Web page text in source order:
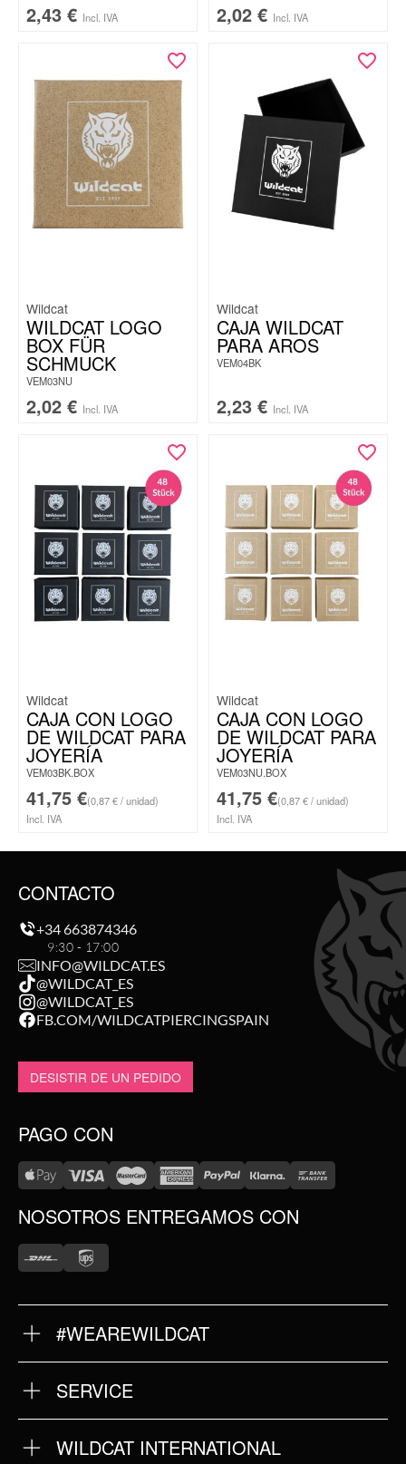
2,43 € Incl. IVA 2,02 € Incl. IVA
Wildcat
WILDCAT LOGO
BOX FÜR
SCHMUCK
VEM03NU
2,02 € Incl. IVA
Wildcat
CAJA WILDCAT
PARA AROS
VEM04BK
2,23 € Incl. IVA
Wildcat
CAJA CON LOGO
DE WILDCAT PARA
JOYERÍA
VEM03BK.BOX
41,75 €(0,87 € / unidad)
Incl. IVA
Wildcat
CAJA CON LOGO
DE WILDCAT PARA
JOYERÍA
VEM03NU.BOX
41,75 €(0,87 € / unidad)
Incl. IVA
CONTACTO
+34 663874346
9:30 - 17:00
INFO@WILDCAT.ES
@WILDCAT_ES
@WILDCAT_ES
FB.COM/WILDCATPIERCINGSPAIN
DESISTIR DE UN PEDIDO
PAGO CON
NOSOTROS ENTREGAMOS CON
#WEAREWILDCAT
NUESTRA HISTORIA
NUESTRA CALIDAD
SERVICE
TÉRMINOS Y CONDICIONES
IMPRINT
POLÍTICA DE PRIVACIDAD
WILDCAT INTERNATIONAL